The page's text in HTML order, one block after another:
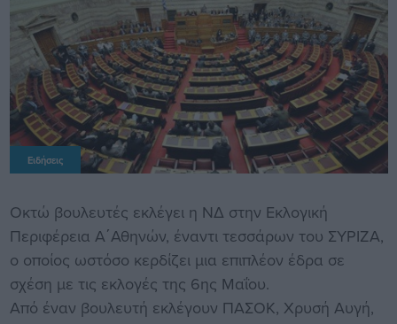
Ειδήσεις
Οκτώ βουλευτές εκλέγει η ΝΔ στην Εκλογική
Περιφέρεια Α΄Αθηνών, έναντι τεσσάρων του ΣΥΡΙΖΑ,
ο οποίος ωστόσο κερδίζει μια επιπλέον έδρα σε
σχέση με τις εκλογές της 6ης Μαΐου.
Από έναν βουλευτή εκλέγουν ΠΑΣΟΚ, Χρυσή Αυγή,